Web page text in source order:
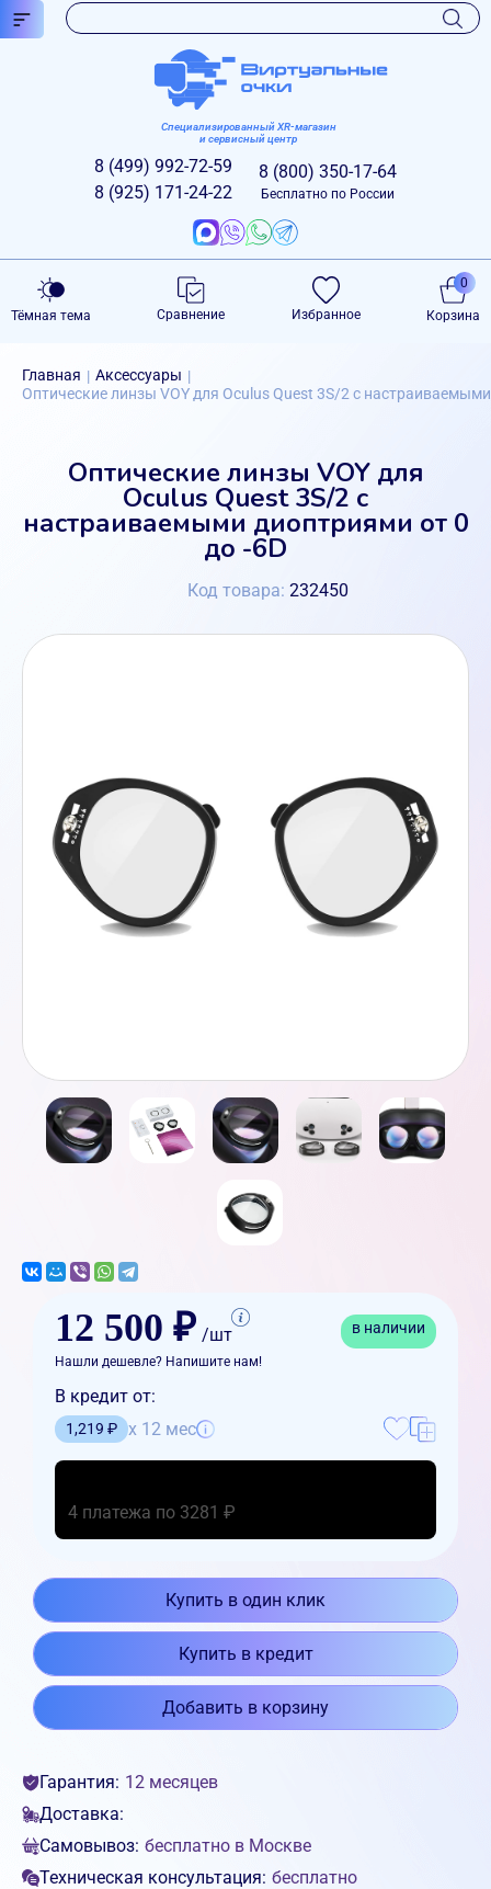
Специализированный XR-магазин
и сервисный центр
8 (499) 992-72-59
8 (925) 171-24-22
8 (800) 350-17-64
Бесплатно по России
Тёмная тема Сравнение Избранное Корзина
0
Главная | Аксессуары |
Оптические линзы VOY для Oculus Quest 3S/2 с
Оптические линзы VOY для
Oculus Quest 3S/2 с
настраиваемыми диоптриями от 0
до -6D
Код товара: 232450
12 500 ₽ /шт в наличии
Нашли дешевле? Напишите нам!
В кредит от:
1,219 ₽ x 12 мес
4 платежа по 3281 ₽
Купить в один клик
Купить в кредит
Добавить в корзину
Гарантия: 12 месяцев
Доставка:
Самовывоз: бесплатно в Москве
Техническая консультация: бесплатно